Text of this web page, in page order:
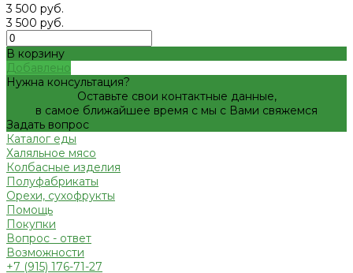
3 500 руб.
3 500 руб.
В корзину
Добавлено
Нужна консультация?
Оставьте свои контактные данные,
в самое ближайшее время с мы с Вами свяжемся
Задать вопрос
Каталог еды
Халяльное мясо
Колбасные изделия
Полуфабрикаты
Орехи, сухофрукты
Помощь
Покупки
Вопрос - ответ
Возможности
+7 (915) 176-71-27